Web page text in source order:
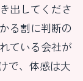
出してくださ
る割に判断の
ている会社が
で、体感は大